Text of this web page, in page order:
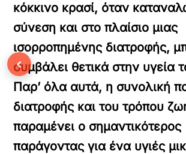
κόκκινο κρασί, όταν
σύνεση και στο πλαίσιο μιας
ισορροπημένης διατροφής,
συμβάλει θετικά στην υγεία
Παρ’ όλα αυτά, η συνολική
διατροφής και του τρόπου
παραμένει ο σημαντικότερος
παράγοντας για ένα υγιές
‹